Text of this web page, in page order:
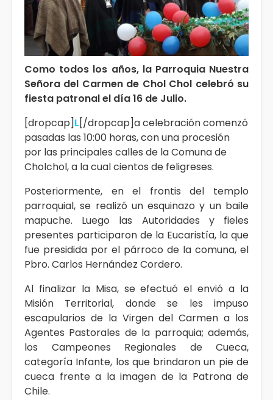
Como todos los años, la Parroquia Nuestra
Señora del Carmen de Chol Chol celebró su
fiesta patronal el día 16 de Julio.
[dropcap]L[/dropcap]a celebración comenzó
pasadas las 10:00 horas, con una procesión
por las principales calles de la Comuna de
Cholchol, a la cual cientos de feligreses.
Posteriormente, en el frontis del templo
parroquial, se realizó un esquinazo y un baile
mapuche. Luego las Autoridades y fieles
presentes participaron de la Eucaristía, la que
fue presidida por el párroco de la comuna, el
Pbro. Carlos Hernández Cordero.
Al finalizar la Misa, se efectuó el envió a la
Misión Territorial, donde se les impuso
escapularios de la Virgen del Carmen a los
Agentes Pastorales de la parroquia; además,
los Campeones Regionales de Cueca,
categoría Infante, los que brindaron un pie de
cueca frente a la imagen de la Patrona de
Chile.